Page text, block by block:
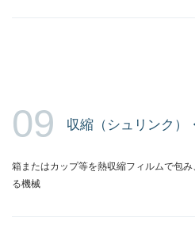
09 収縮（シュリンク）
箱またはカップ等を熱収縮フィルムで包
る機械